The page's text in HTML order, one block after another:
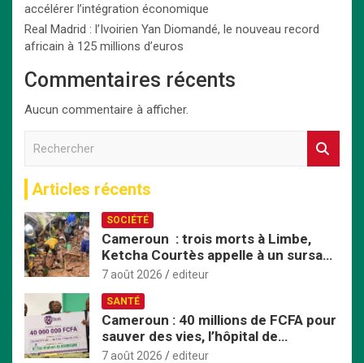
accélérer l’intégration économique
Real Madrid : l’Ivoirien Yan Diomandé, le nouveau record
africain à 125 millions d’euros
Commentaires récents
Aucun commentaire à afficher.
r
c
h
e
r
Articles récents
SOCIÉTÉ
Cameroun : trois morts à Limbe,
Ketcha Courtès appelle à un sursaut
face aux inondations
7 août 2026 editeur
SANTÉ
Cameroun : 40 millions de FCFA pour
sauver des vies, l’hôpital de
Bafoussam renforce son centre
7 août 2026 editeur